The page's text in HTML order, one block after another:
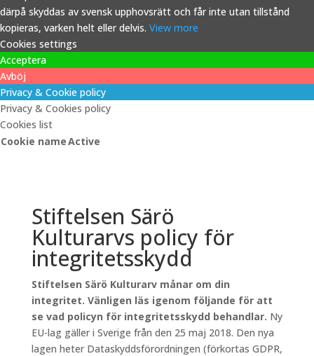
därpå skyddas av svensk upphovsrätt och får inte utan tillstånd
kopieras, varken helt eller delvis. View more
Cookies settings
Acceptera
Avböj
Privacy & Cookie policy
Privacy & Cookies policy
Cookies list
Cookie nameActive
Stiftelsen Särö
Kulturarvs policy för
integritetsskydd
Stiftelsen Särö Kulturarv månar om din
integritet. Vänligen läs igenom följande för att
se vad policyn för integritetsskydd behandlar. Ny
EU-lag gäller i Sverige från den 25 maj 2018. Den nya
lagen heter Dataskyddsförordningen (förkortas GDPR,